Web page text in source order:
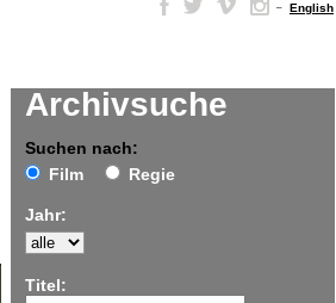
– English
Archivsuche
Suchen nach:
Film
Regie
Jahr:
Titel: